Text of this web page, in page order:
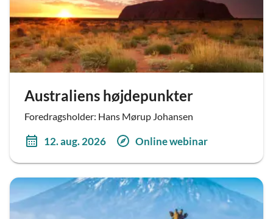
Australiens højdepunkter
Foredragsholder: Hans Mørup Johansen
12. aug. 2026 Online webinar